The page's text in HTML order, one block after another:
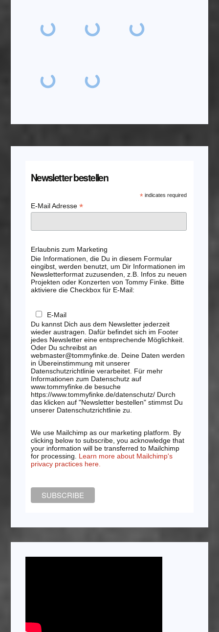
Newsletter bestellen
* indicates required
E-Mail Adresse *
Erlaubnis zum Marketing
Die Informationen, die Du in diesem Formular
eingibst, werden benutzt, um Dir Informationen im
Newsletterformat zuzusenden, z.B. Infos zu neuen
Projekten oder Konzerten von Tommy Finke. Bitte
aktiviere die Checkbox für E-Mail:
E-Mail
Du kannst Dich aus dem Newsletter jederzeit
wieder austragen. Dafür befindet sich im Footer
jedes Newsletter eine entsprechende Möglichkeit.
Oder Du schreibst an
webmaster@tommyfinke.de. Deine Daten werden
in Übereinstimmung mit unserer
Datenschutzrichtlinie verarbeitet. Für mehr
Informationen zum Datenschutz auf
www.tommyfinke.de besuche
https://www.tommyfinke.de/datenschutz/ Durch
das klicken auf "Newsletter bestellen" stimmst Du
unserer Datenschutzrichtlinie zu.
We use Mailchimp as our marketing platform. By
clicking below to subscribe, you acknowledge that
your information will be transferred to Mailchimp
for processing. Learn more about Mailchimp's
privacy practices here.